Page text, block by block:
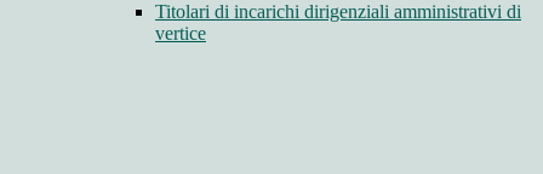
Titolari di incarichi dirigenziali amministrativi di
vertice